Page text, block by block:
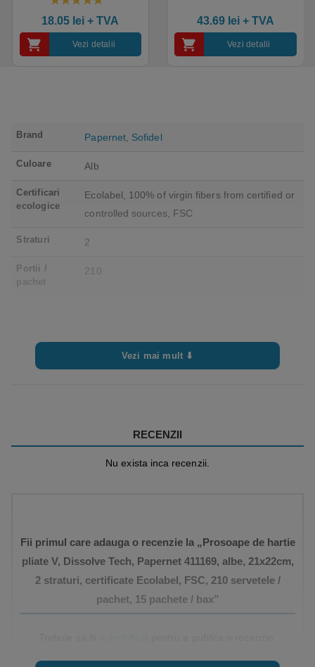
saloane si domeniul
industrial, calitate premium
18.05 lei + TVA
Vezi detalii
43.69 lei+ TVA
Vezi detalii
Brand Papernet, Sofidel
Culoare Alb
Certificari
ecologice
Ecolabel, 100% of virgin fibers from certified or
controlled sources, FSC
Straturi 2
Portii /
pachet
210
Vezi mai mult ⬇
RECENZII
Nu exista inca recenzii.
Fii primul care adauga o recenzie la „Prosoape de hartie
pliate V, Dissolve Tech, Papernet 411169, albe, 21x22cm,
2 straturi, certificate Ecolabel, FSC, 210 servetele /
pachet, 15 pachete / bax”